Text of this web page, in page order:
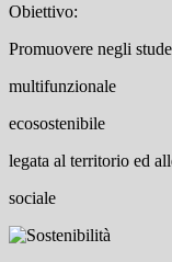
Obiettivo:
Promuovere negli
multifunzionale
ecosostenibile
legata al territorio ed
sociale